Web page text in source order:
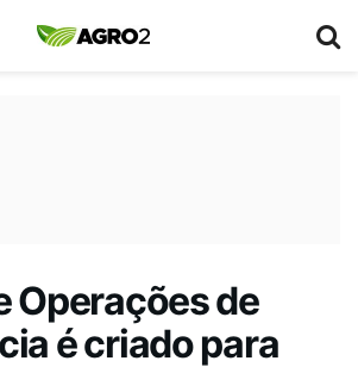
Operações de
é criado para